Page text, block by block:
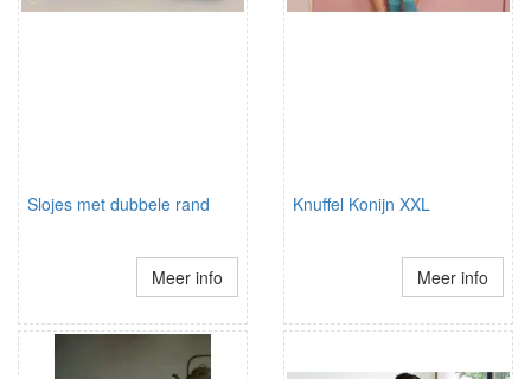
Slojes met dubbele rand
Meer info
Knuffel Konijn XXL
Meer info